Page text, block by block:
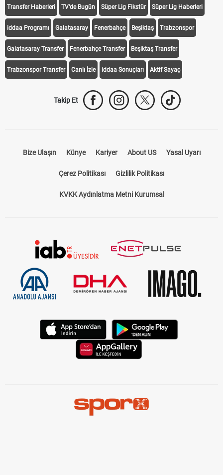
Transfer Haberleri TV'de Bugün Süper Lig Fikstür Süper Lig Haberleri
iddaa Programı Galatasaray Fenerbahçe Beşiktaş Trabzonspor
Galatasaray Transfer Fenerbahçe Transfer Beşiktaş Transfer
Trabzonspor Transfer Canlı İzle iddaa Sonuçları Aktif Sayaç
Takip Et
Bize Ulaşın Künye Kariyer About US Yasal Uyarı
Çerez Politikası Gizlilik Politikası
KVKK Aydınlatma Metni Kurumsal